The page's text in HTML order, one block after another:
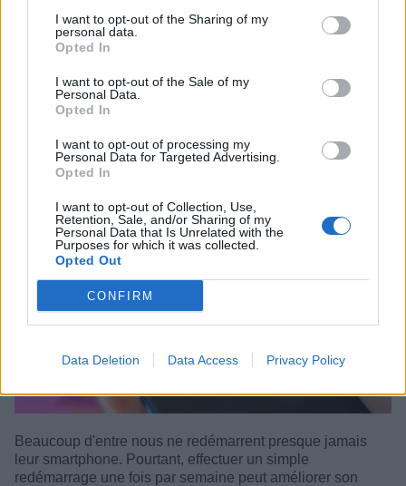
I want to opt-out of the Sharing of my
personal data.
Opted In
I want to opt-out of the Sale of my
Personal Data.
Opted In
I want to opt-out of processing my
Personal Data for Targeted Advertising.
Opted In
I want to opt-out of Collection, Use,
Retention, Sale, and/or Sharing of my
Personal Data that Is Unrelated with the
Purposes for which it was collected.
Opted Out
CONFIRM
Data Deletion Data Access Privacy Policy
effectué. En revanche, plusieurs indices peuvent vous
mettre sur la piste. Aucun ne permet de le confirmer à lui
seul, mais leur accumulation peut être révélatrice.
Lire la suite...
Pourquoi redémarrer son téléphone
une fois par semaine peut être utile
Beaucoup d'entre nous ne redémarrent presque jamais
leur smartphone. Pourtant, effectuer un simple
redémarrage une fois par semaine peut améliorer son